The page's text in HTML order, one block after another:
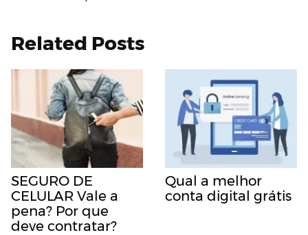
Related Posts
SEGURO DE
CELULAR Vale a
pena? Por que
deve contratar?
Qual a melhor
conta digital grátis